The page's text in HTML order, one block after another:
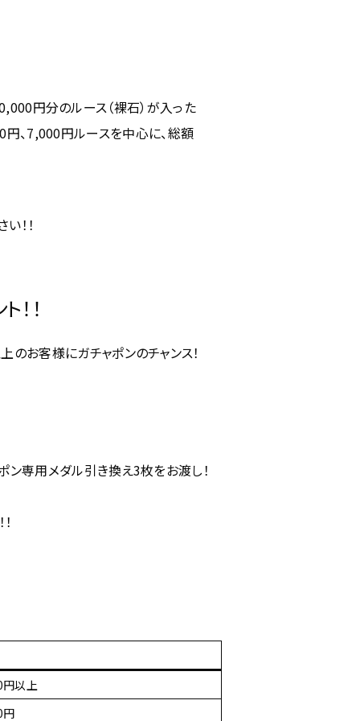
円分のルース（裸石）が入った
、7,000円ルースを中心に、総額
！！
！
お客様にガチャポンのチャンス！
専用メダル引き換え3枚をお渡し！
以上